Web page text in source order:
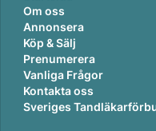
Om oss
Annonsera
Köp & Sälj
Prenumerera
Vanliga Frågor
Kontakta oss
Sveriges